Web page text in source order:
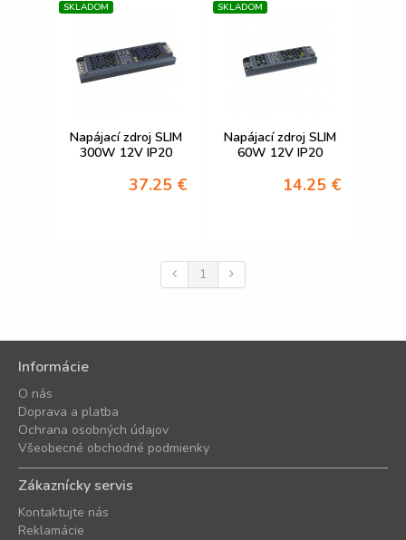
Napájací zdroj SLIM
300W 12V IP20
37.25 €
SKLADOM
Napájací zdroj SLIM
60W 12V IP20
14.25 €
SKLADOM
1
Informácie
O nás
Doprava a platba
Ochrana osobných údajov
Všeobecné obchodné podmienky
Zákaznícky servis
Kontaktujte nás
Reklamácie